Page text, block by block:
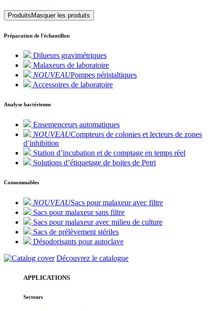
ProduitsMasquer les produits
Préparation de l'échantillon
Dilueurs gravimétriques
Malaxeurs de laboratoire
NOUVEAUPompes péristaltiques
Accessoires de laboratoire
Analyse bactérienne
Ensemenceurs automatiques
NOUVEAUCompteurs de colonies et lecteurs de zones
d’inhibition
Station d’incubation et de comptage en temps réel
Solutions d’étiquetage de boites de Petri
Consommables
NOUVEAUSacs pour malaxeur avec filtre
Sacs pour malaxeur sans filtre
Sacs pour malaxeur avec milieu de culture
Sacs de prélèvement stériles
Désodorisants pour autoclave
Découvrez le catalogue
APPLICATIONS
Secteurs